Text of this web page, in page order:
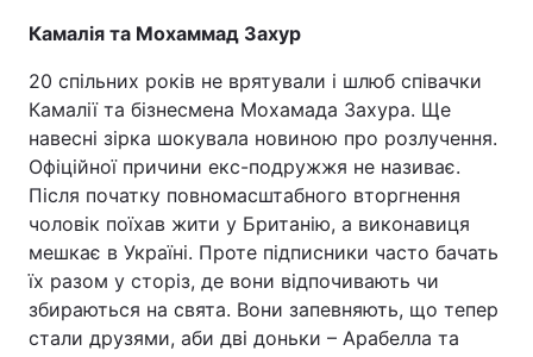
Камалія та Мохаммад Захур
20 спільних років не врятували і шлюб співачки
Камалії та бізнесмена Мохамада Захура. Ще
навесні зірка шокувала новиною про розлучення.
Офіційної причини екс-подружжя не називає.
Після початку повномасштабного вторгнення
чоловік поїхав жити у Британію, а виконавиця
мешкає в Україні. Проте підписники часто бачать
їх разом у сторіз, де вони відпочивають чи
збираються на свята. Вони запевняють, що тепер
стали друзями, аби дві доньки – Арабелла та